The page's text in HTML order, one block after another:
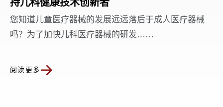
您知道儿童医疗器械的发展远远落后于成人医疗器械
吗？为了加快儿科医疗器械的研发……
阅读更多